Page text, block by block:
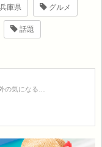
兵庫県 グルメ
話題
の気になる…